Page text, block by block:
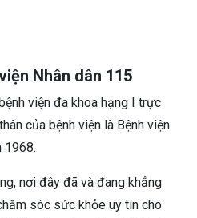
Nhân dân 115
viện đa khoa hạng I trực
của bệnh viện là Bệnh viện
1968.
nơi đây đã và đang khẳng
sóc sức khỏe uy tín cho